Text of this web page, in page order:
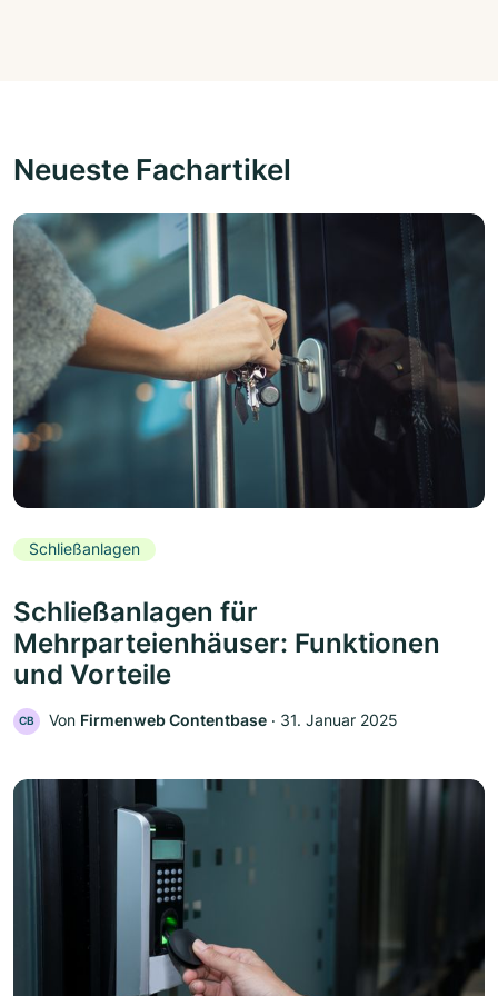
Neueste Fachartikel
Schließanlagen
Schließanlagen für
Mehrparteienhäuser: Funktionen
und Vorteile
CB Von Firmenweb Contentbase ‧ 31. Januar 2025